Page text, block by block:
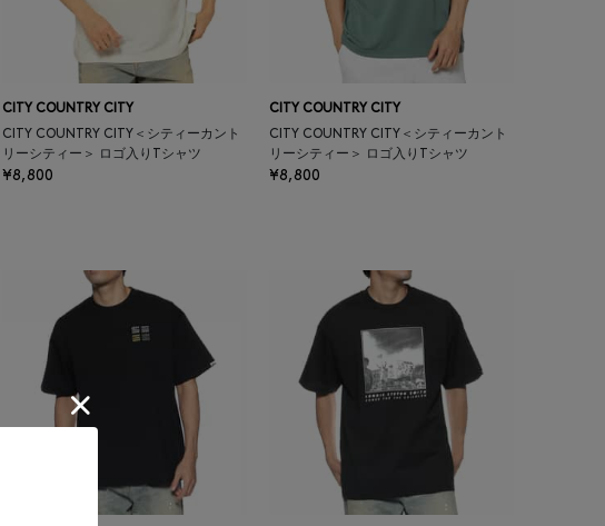
CITY COUNTRY CITY
CITY COUNTRY CITY＜シティーカント
リーシティー＞ ロゴ入りTシャツ
¥8,800
CITY COUNTRY CITY
CITY COUNTRY CITY＜シティーカント
リーシティー＞ ロゴ入りTシャツ
¥8,800